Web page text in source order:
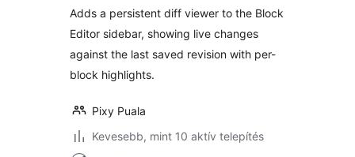
Adds a persistent diff viewer to the Block
Editor sidebar, showing live changes
against the last saved revision with per-
block highlights.
Pixy Puala
Kevesebb, mint 10 aktív telepítés